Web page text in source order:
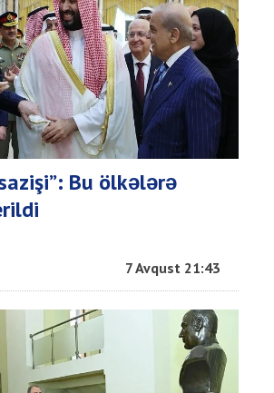
Bu ölkələrə
7 Avqust 21:43